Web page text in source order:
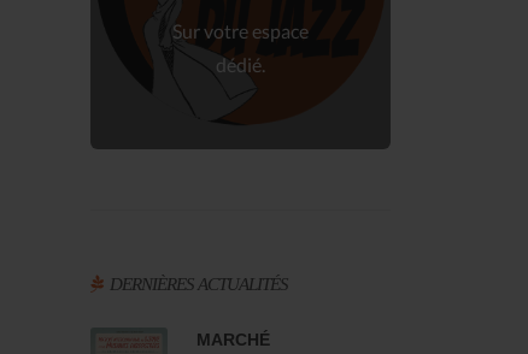
Sur votre espace
dédié.
DERNIÈRES ACTUALITÉS
MARCHÉ